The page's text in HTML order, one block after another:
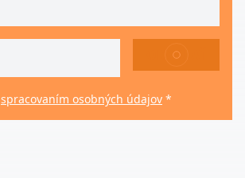
ODOSLAŤ
spracovaním osobných údajov *